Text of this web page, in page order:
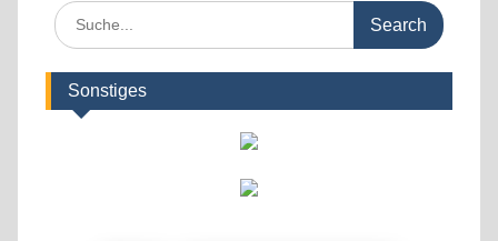
Search
for:
Sonstiges